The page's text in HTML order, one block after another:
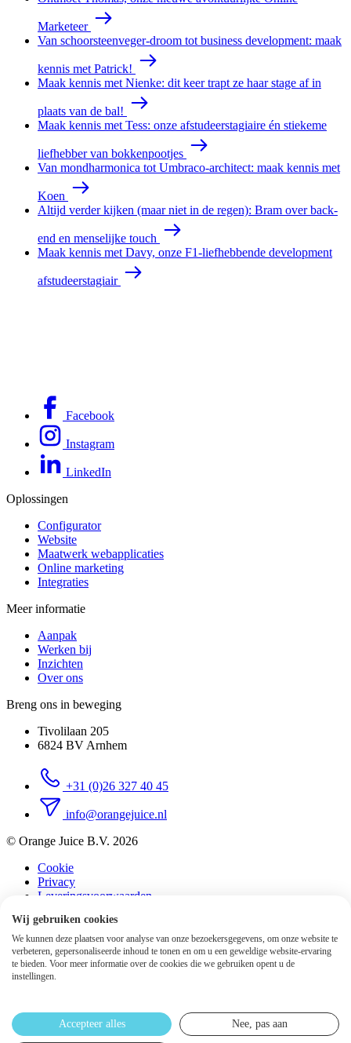
Marketeer
Van schoorsteenveger-droom tot business development: maak
kennis met Patrick!
Maak kennis met Nienke: dit keer trapt ze haar stage af in
plaats van de bal!
Maak kennis met Tess: onze afstudeerstagiaire én stiekeme
liefhebber van bokkenpootjes
Van mondharmonica tot Umbraco-architect: maak kennis met
Koen
Altijd verder kijken (maar niet in de regen): Bram over back-
end en menselijke touch
Maak kennis met Davy, onze F1-liefhebbende development
afstudeerstagiair
Facebook
Instagram
LinkedIn
Oplossingen
Configurator
Website
Maatwerk webapplicaties
Online marketing
Integraties
Meer informatie
Aanpak
Werken bij
Inzichten
Over ons
Breng ons in beweging
Tivolilaan 205
6824 BV Arnhem
+31 (0)26 327 40 45
info@orangejuice.nl
© Orange Juice B.V. 2026
Cookie
Privacy
Leveringsvoorwaarden
Wij gebruiken cookies
We kunnen deze plaatsen voor analyse van onze bezoekersgegevens, om onze website te
verbeteren, gepersonaliseerde inhoud te tonen en om u een geweldige website-ervaring
te bieden. Voor meer informatie over de cookies die we gebruiken opent u de
instellingen.
Accepteer alles Nee, pas aan